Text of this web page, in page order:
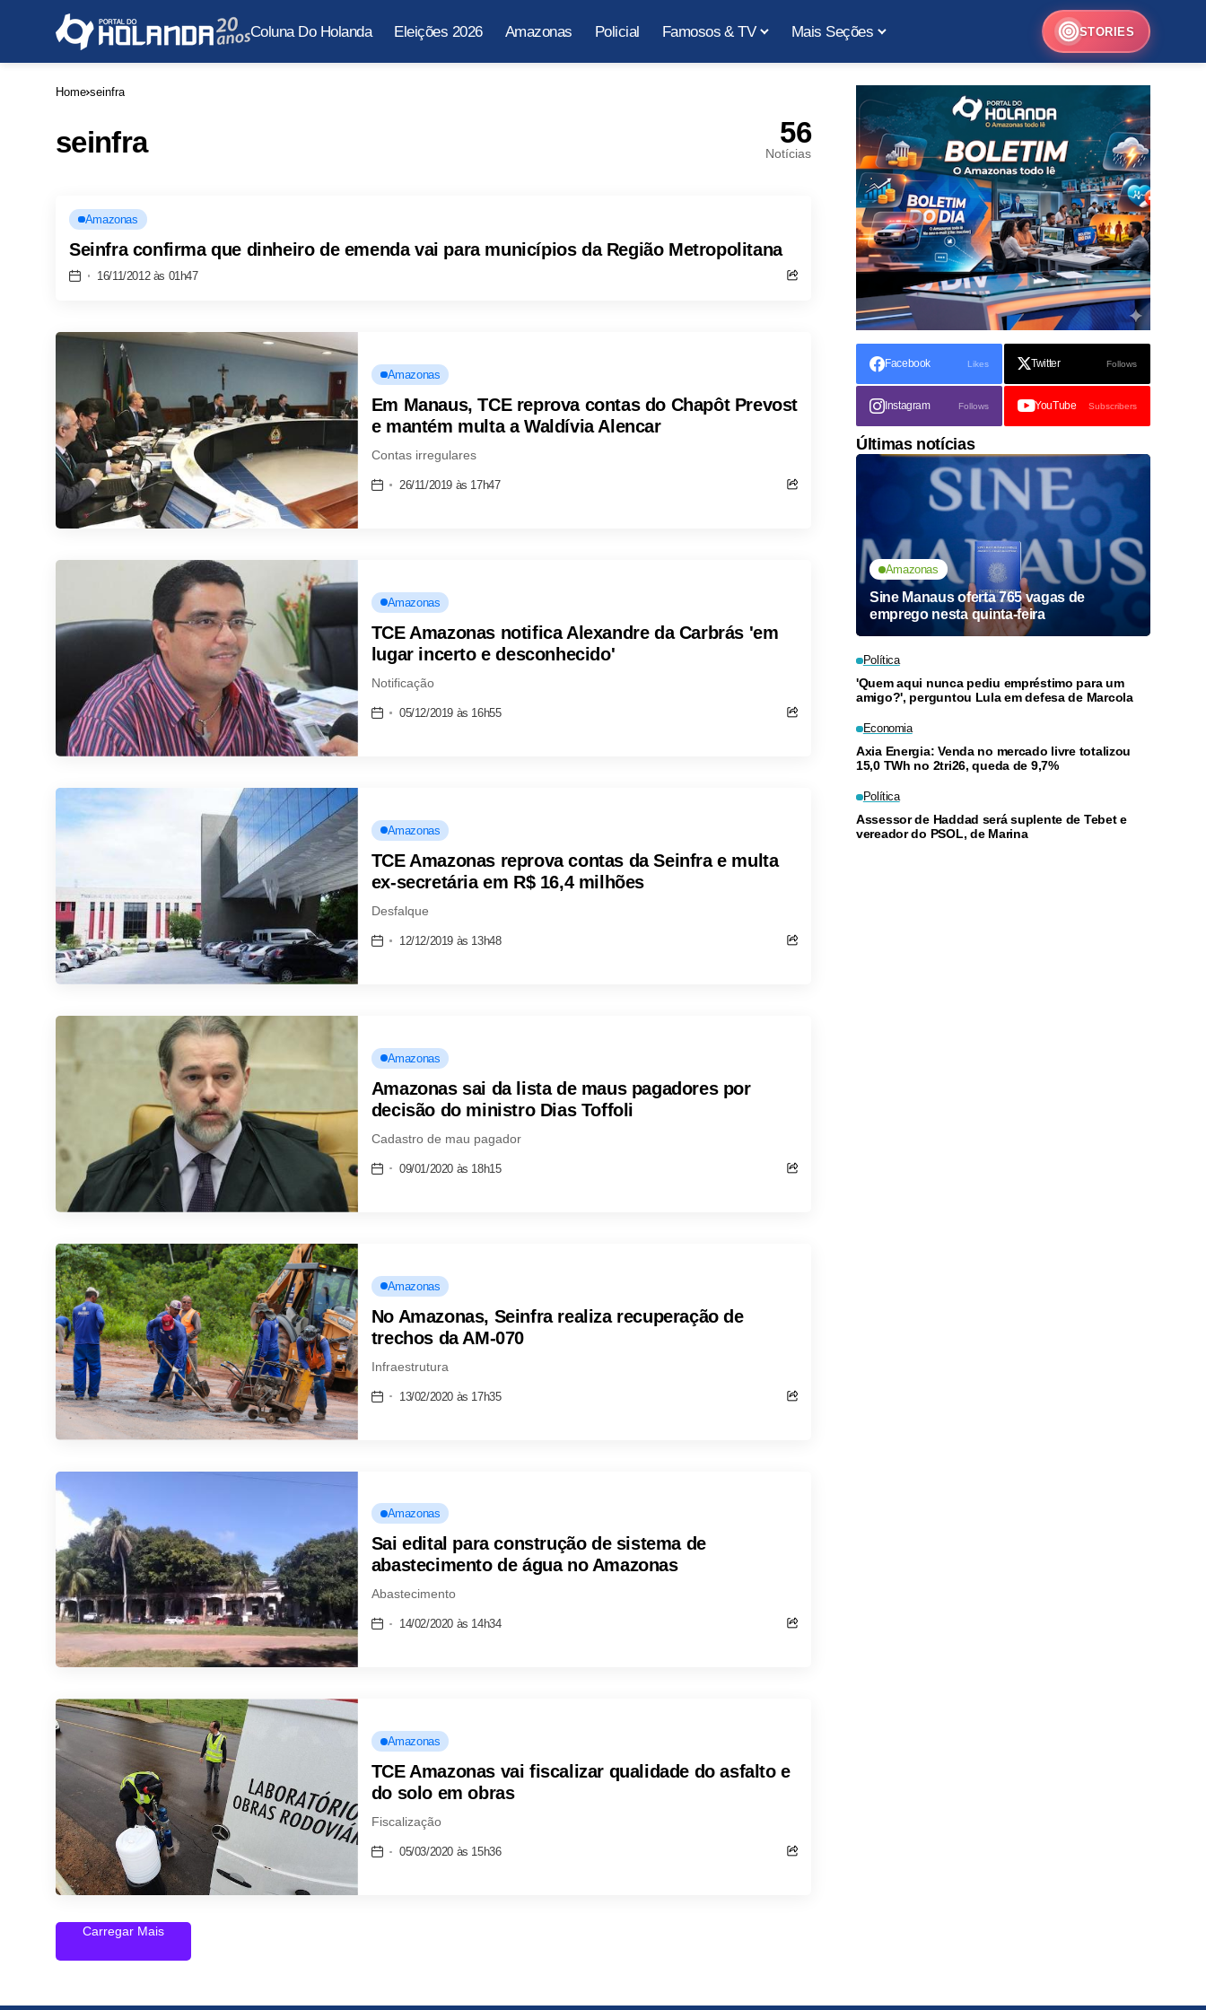
Coluna Do Holanda Eleições 2026 Amazonas Policial Famosos & TV Mais Seções STORIES
Home seinfra
seinfra 56
Notícias
Amazonas
Seinfra confirma que dinheiro de emenda vai para municípios da Região Metropolitana
16/11/2012 às 01h47
Amazonas
Em Manaus, TCE reprova contas do Chapôt Prevost
e mantém multa a Waldívia Alencar
Contas irregulares
26/11/2019 às 17h47
Amazonas
TCE Amazonas notifica Alexandre da Carbrás 'em
lugar incerto e desconhecido'
Notificação
05/12/2019 às 16h55
Amazonas
TCE Amazonas reprova contas da Seinfra e multa
ex-secretária em R$ 16,4 milhões
Desfalque
12/12/2019 às 13h48
Amazonas
Amazonas sai da lista de maus pagadores por
decisão do ministro Dias Toffoli
Cadastro de mau pagador
09/01/2020 às 18h15
Amazonas
No Amazonas, Seinfra realiza recuperação de
trechos da AM-070
Infraestrutura
13/02/2020 às 17h35
Amazonas
Sai edital para construção de sistema de
abastecimento de água no Amazonas
Abastecimento
14/02/2020 às 14h34
Amazonas
TCE Amazonas vai fiscalizar qualidade do asfalto e
do solo em obras
Fiscalização
05/03/2020 às 15h36
Carregar Mais
Facebook Likes Twitter Follows
Instagram Follows YouTube Subscribers
Últimas notícias
Amazonas
Sine Manaus oferta 765 vagas de
emprego nesta quinta-feira
Política
'Quem aqui nunca pediu empréstimo para um
amigo?', perguntou Lula em defesa de Marcola
Economia
Axia Energia: Venda no mercado livre totalizou
15,0 TWh no 2tri26, queda de 9,7%
Política
Assessor de Haddad será suplente de Tebet e
vereador do PSOL, de Marina